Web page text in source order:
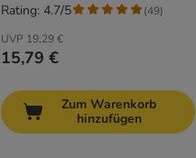
UVP 19,29 €
15,79 €
Rating: 4.7/5 (49)
Zum Warenkorb
hinzufügen